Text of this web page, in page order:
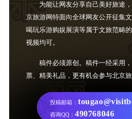
为能让网友分享自己美好旅途
京旅游网特面向全球网友公开征集
喝玩乐游购娱展演等属于文旅范畴
视频均可。
稿件必须原创。稿件一经采用
票、精美礼品，更有机会参与北京旅
投稿邮箱：
咨询QQ： 490768046